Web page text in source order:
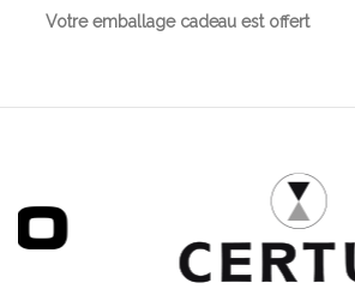
Votre emballage cadeau est offert